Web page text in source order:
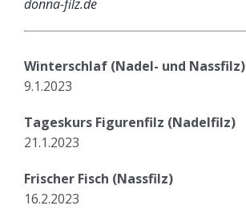
donna-filz.de
Winterschlaf (Nadel- und Nassfilz)
9.1.2023
Tageskurs Figurenfilz (Nadelfilz)
21.1.2023
Frischer Fisch (Nassfilz)
16.2.2023